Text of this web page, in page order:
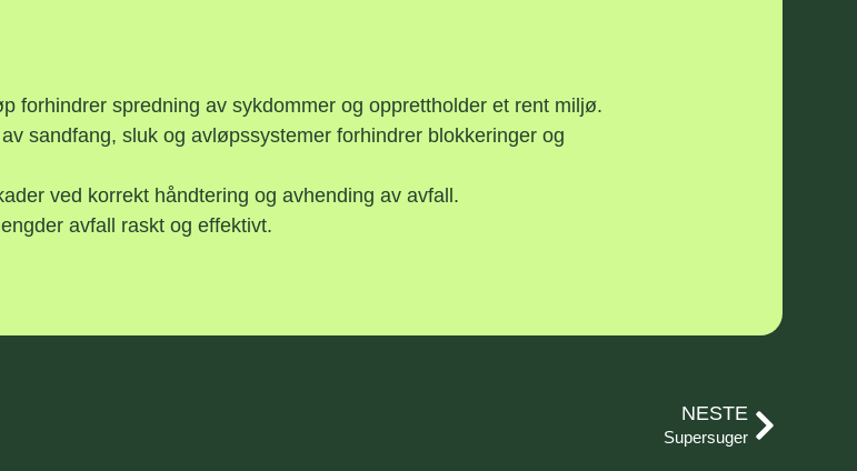
forhindrer spredning av sykdommer og opprettholder et rent miljø.
sandfang, sluk og avløpssystemer forhindrer blokkeringer og
ved korrekt håndtering og avhending av avfall.
avfall raskt og effektivt.
NESTE
Supersuger